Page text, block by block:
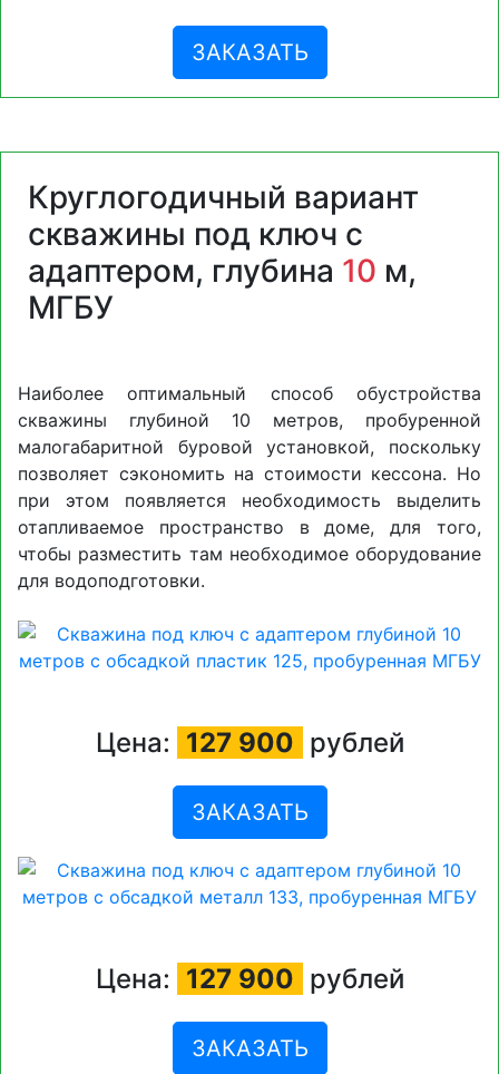
ЗАКАЗАТЬ
Круглогодичный вариант
скважины под ключ с
адаптером, глубина 10 м,
МГБУ
Наиболее оптимальный способ обустройства
скважины глубиной 10 метров, пробуренной
малогабаритной буровой установкой, поскольку
позволяет сэкономить на стоимости кессона. Но
при этом появляется необходимость выделить
отапливаемое пространство в доме, для того,
чтобы разместить там необходимое оборудование
для водоподготовки.
Цена: 127 900 рублей
ЗАКАЗАТЬ
Цена: 127 900 рублей
ЗАКАЗАТЬ